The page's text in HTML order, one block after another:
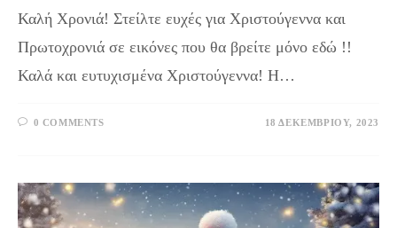
Καλή Χρονιά! Στείλτε ευχές για Χριστούγεννα και
Πρωτοχρονιά σε εικόνες που θα βρείτε μόνο εδώ !!
Καλά και ευτυχισμένα Χριστούγεννα! Η…
0 COMMENTS 18 ΔΕΚΕΜΒΡΊΟΥ, 2023